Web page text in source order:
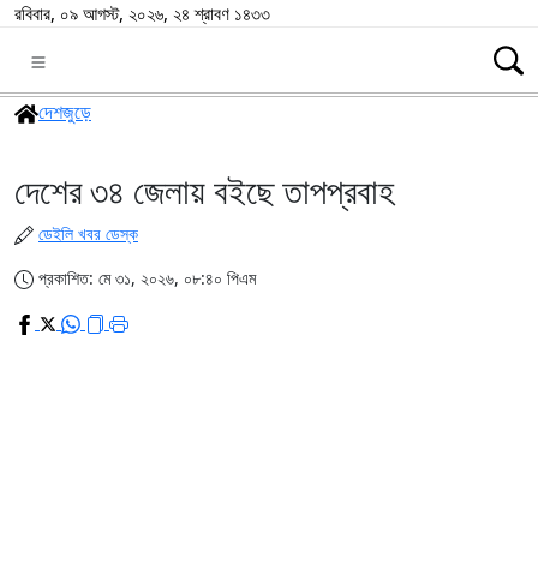
রবিবার, ০৯ আগস্ট, ২০২৬, ২৪ শ্রাবণ ১৪৩৩
দেশজুড়ে
দেশের ৩৪ জেলায় বইছে তাপপ্রবাহ
ডেইলি খবর ডেস্ক
প্রকাশিত: মে ৩১, ২০২৬, ০৮:৪০ পিএম